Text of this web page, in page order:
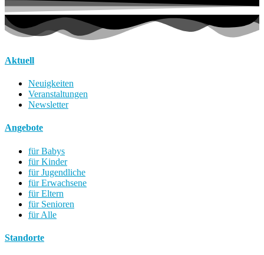
Aktuell
Neuigkeiten
Veranstaltungen
Newsletter
Angebote
für Babys
für Kinder
für Jugendliche
für Erwachsene
für Eltern
für Senioren
für Alle
Standorte